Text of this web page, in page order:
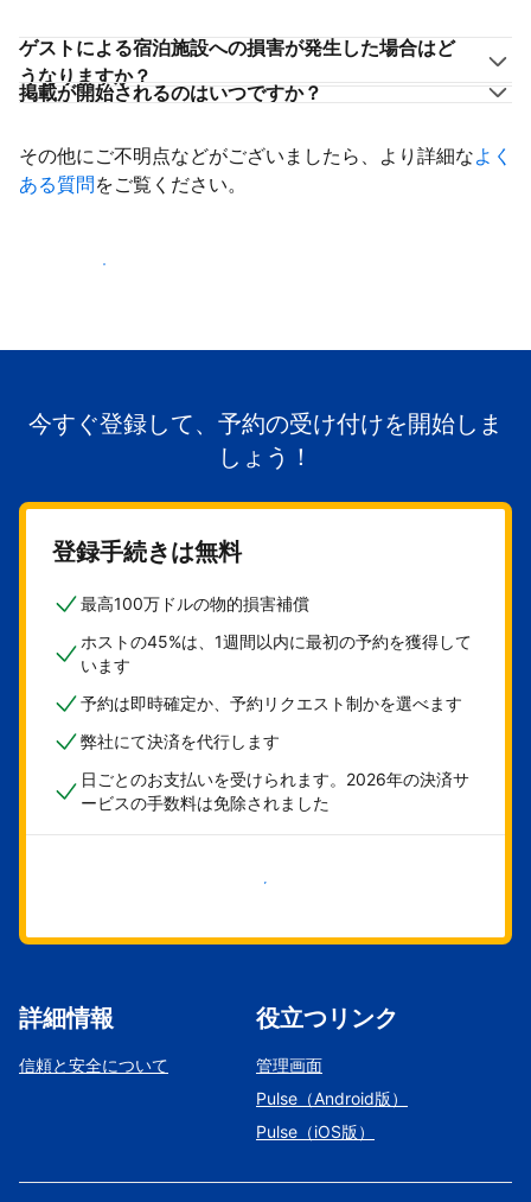
ゲストによる宿泊施設への損害が発生した場合はど
うなりますか？
掲載が開始されるのはいつですか？
その他にご不明点などがございましたら、より詳細なよく
ある質問をご覧ください。
掲載を開始する
今すぐ登録して、予約の受け付けを開始しま
しょう！
登録手続きは無料
最高100万ドルの物的損害補償
ホストの45%は、1週間以内に最初の予約を獲得して
います
予約は即時確定か、予約リクエスト制かを選べます
弊社にて決済を代行します
日ごとのお支払いを受けられます。2026年の決済サ
ービスの手数料は免除されました
今すぐ始める
詳細情報
信頼と安全について
役立つリンク
管理画面
Pulse（Android版）
Pulse（iOS版）